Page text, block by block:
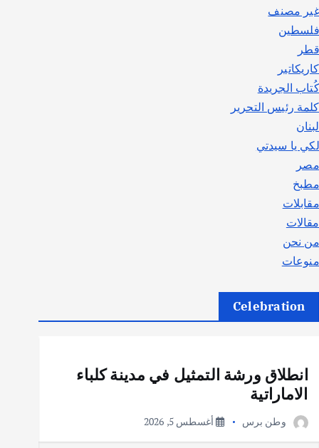
غير مصنف
فلسطين
قطر
كاريكاتير
كُتاب الجريدة
كلمة رئيس التحرير
لبنان
لكي يا سيدتي
مصر
مطبخ
مقابلات
مقالات
من نحن
منوعات
Celebration
انطلاق ورشة التمثيل في مدينة كلباء
الاماراتية
وطن برس أغسطس 5, 2026